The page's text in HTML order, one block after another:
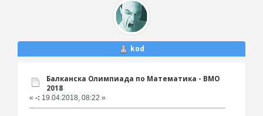
kod
Балканска Олимпиада по Математика - BMO
2018
« -: 19.04.2018, 08:22 »